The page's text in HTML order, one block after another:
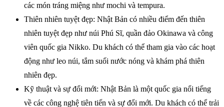
các món tráng miệng như mochi và tempura.
Thiên nhiên tuyệt đẹp: Nhật Bản có nhiều điểm đến thiên
nhiên tuyệt đẹp như núi Phú Sĩ, quần đảo Okinawa và công
viên quốc gia Nikko. Du khách có thể tham gia vào các hoạt
động như leo núi, tắm suối nước nóng và khám phá thiên
nhiên đẹp.
Kỹ thuật và sự đổi mới: Nhật Bản là một quốc gia nổi tiếng
về các công nghệ tiên tiến và sự đổi mới. Du khách có thể trải